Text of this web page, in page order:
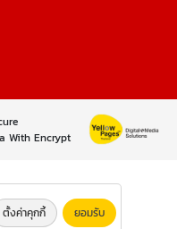
With Encrypt
ตั้งค่าคุกกี้ ยอมรับ